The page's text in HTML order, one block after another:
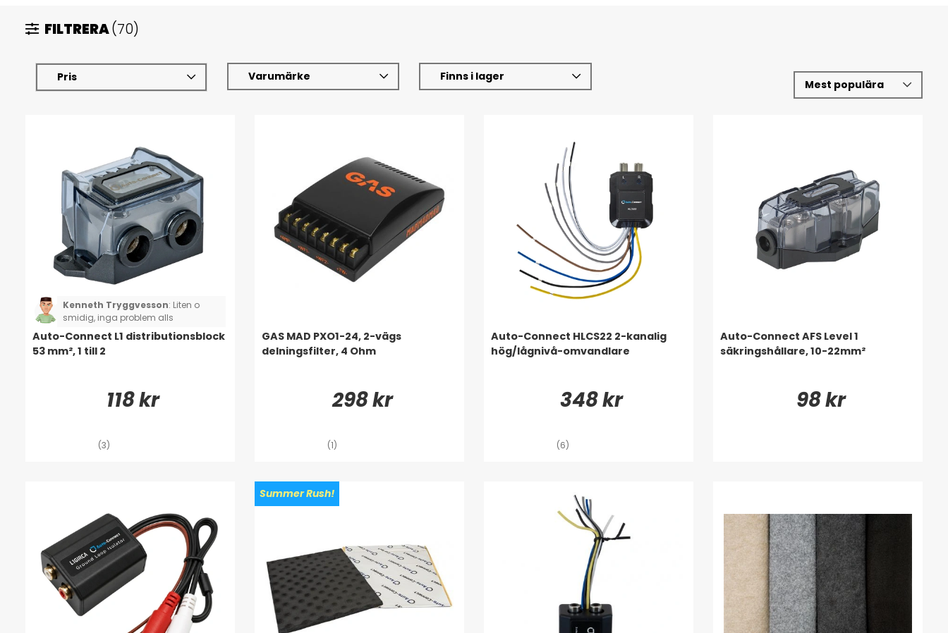
FILTRERA(70)
Pris Varumärke Finns i lager
Kenneth Tryggvesson: Liten o
smidig, inga problem alls
Auto-Connect L1 distributionsblock
53 mm², 1 till 2
118 kr
(3)
GAS MAD PXO1-24, 2-vägs
delningsfilter, 4 Ohm
298 kr
(1)
Auto-Connect HLCS22 2-kanalig
hög/lågnivå-omvandlare
348 kr
(6)
Auto-Connect AFS Level 1
säkringshållare, 10-22mm²
98 kr
Summer Rush!